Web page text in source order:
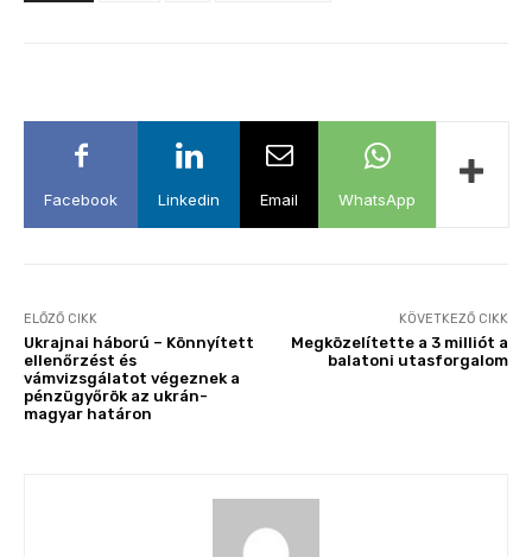
Facebook Linkedin Email WhatsApp
ELŐZŐ CIKK
Ukrajnai háború – Könnyített
ellenőrzést és
vámvizsgálatot végeznek a
pénzügyőrök az ukrán-
magyar határon
KÖVETKEZŐ CIKK
Megközelítette a 3 milliót a
balatoni utasforgalom